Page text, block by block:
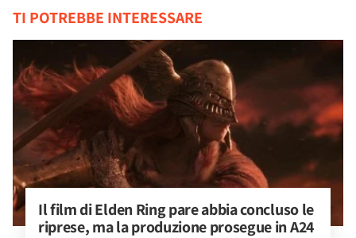
TI POTREBBE INTERESSARE
Il film di Elden Ring pare abbia concluso le
riprese, ma la produzione prosegue in A24